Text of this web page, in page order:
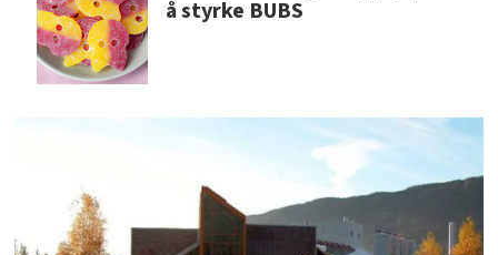
å styrke BUBS